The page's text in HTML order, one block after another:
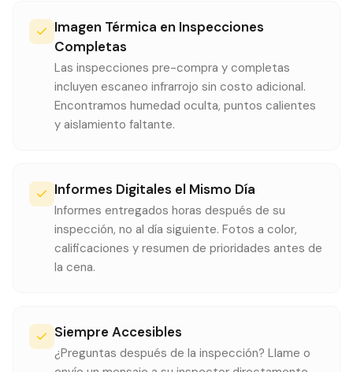
Imagen Térmica en Inspecciones
Completas
Las inspecciones pre-compra y completas
incluyen escaneo infrarrojo sin costo adicional.
Encontramos humedad oculta, puntos calientes
y aislamiento faltante.
Informes Digitales el Mismo Día
Informes entregados horas después de su
inspección, no al día siguiente. Fotos a color,
calificaciones y resumen de prioridades antes de
la cena.
Siempre Accesibles
¿Preguntas después de la inspección? Llame o